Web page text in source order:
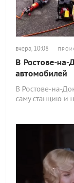
вчера, 10:08
В Ростове-на-
автомобилей
В Ростове-на-
саму станцию и